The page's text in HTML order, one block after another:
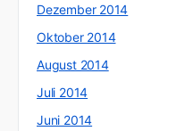
Dezember 2014
Oktober 2014
August 2014
Juli 2014
Juni 2014